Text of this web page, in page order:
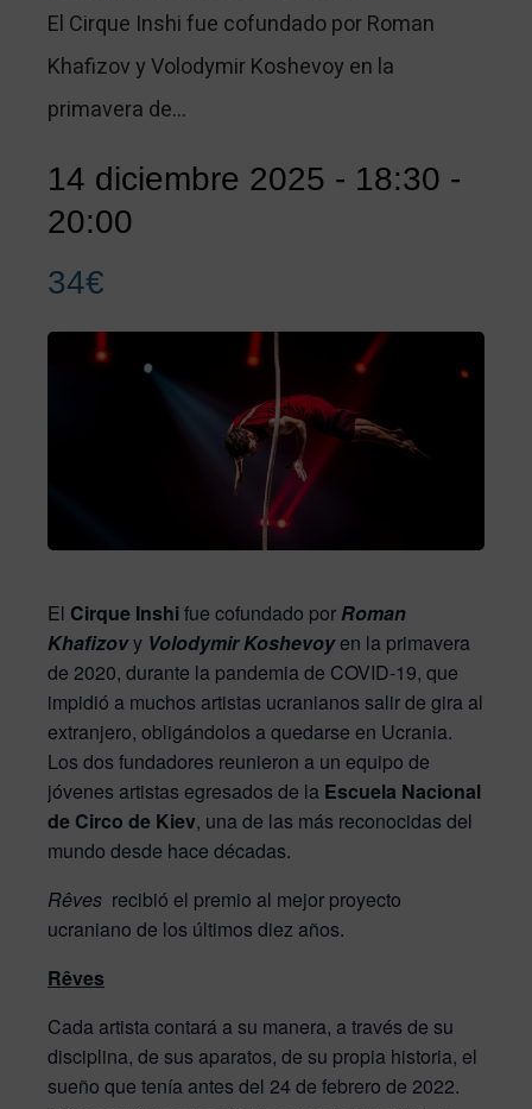
El Cirque Inshi fue cofundado por Roman
Khafizov y Volodymir Koshevoy en la
primavera de…
14 diciembre 2025 - 18:30 -
20:00
34€
El Cirque Inshifue cofundado por Roman
Khafizovy Volodymir Koshevoyen la primavera
de 2020, durante la pandemia de COVID-19, que
impidió a muchos artistas ucranianos salir de gira al
extranjero, obligándolos a quedarse en Ucrania.
Los dos fundadores reunieron a un equipo de
jóvenes artistas egresados de la Escuela Nacional
de Circo de Kiev, una de las más reconocidas del
mundo desde hace décadas.
Rêves recibió el premio al mejor proyecto
ucraniano de los últimos diez años.
Rêves
Cada artista contará a su manera, a través de su
disciplina, de sus aparatos, de su propia historia, el
sueño que tenía antes del 24 de febrero de 2022.